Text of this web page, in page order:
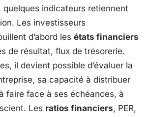
quelques indicateurs retiennent
Les investisseurs
d’abord les états financiers
de résultat, flux de trésorerie.
il devient possible d’évaluer la
sa capacité à distribuer
faire face à ses échéances, à
Les ratios financiers, PER,